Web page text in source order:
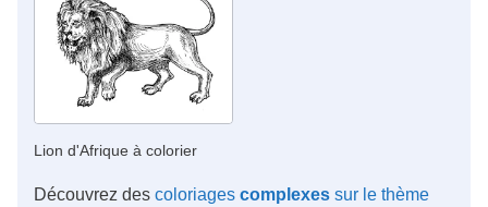
Lion d'Afrique à colorier
Découvrez des coloriages complexes sur le thème